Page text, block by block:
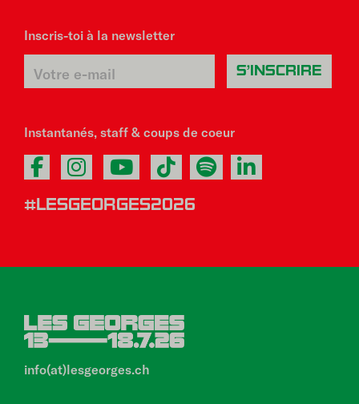
Inscris-toi à la newsletter
Instantanés, staff & coups de coeur
#LESGEORGES2026
info(at)lesgeorges.ch